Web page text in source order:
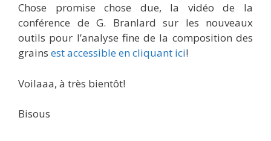
Chose promise chose due, la vidéo de la
conférence de G. Branlard sur les nouveaux
outils pour l’analyse fine de la composition des
grains est accessible en cliquant ici!
Voilaaa, à très bientôt!
Bisous